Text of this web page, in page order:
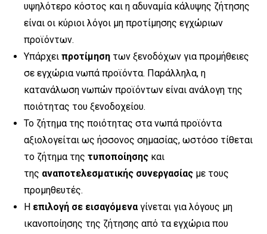
υψηλότερο κόστος και η αδυναμία κάλυψης ζήτησης
είναι οι κύριοι λόγοι μη προτίμησης εγχώριων
προϊόντων.
Υπάρχει προτίμηση των ξενοδόχων για προμήθειες
σε εγχώρια νωπά προϊόντα. Παράλληλα, η
κατανάλωση νωπών προϊόντων είναι ανάλογη της
ποιότητας του ξενοδοχείου.
Το ζήτημα της ποιότητας στα νωπά προϊόντα
αξιολογείται ως ήσσονος σημασίας, ωστόσο τίθεται
το ζήτημα της τυποποίησης και
της αναποτελεσματικής συνεργασίας με τους
προμηθευτές.
Η επιλογή σε εισαγόμεναγίνεται για λόγους μη
ικανοποίησης της ζήτησης από τα εγχώρια που